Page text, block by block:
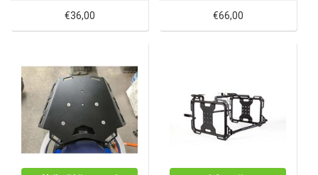
€36,00 €66,00